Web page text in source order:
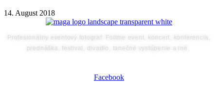
14. August 2018
Profesionálny eventový fotograf. Fotime event, koncert, konferencia,
prednáška, festival, divadlo, tanečné vystúpenie a iné.
Facebook